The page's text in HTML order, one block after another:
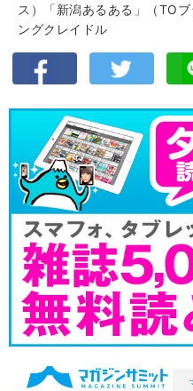
ス）「新潟あるある」（TOブ
ングクレイドル